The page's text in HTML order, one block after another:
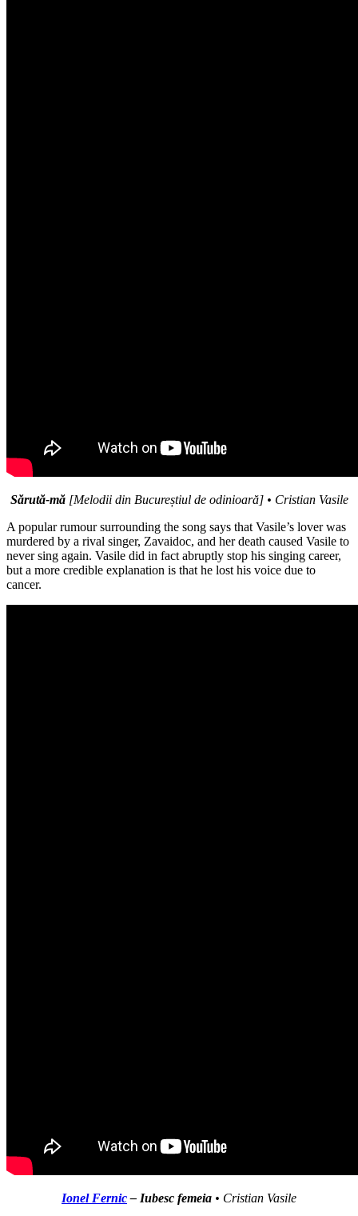
Sărută-mă[Melodii din Bucureștiul de odinioară] • Cristian Vasile
A popular rumour surrounding the song says that Vasile’s lover was
murdered by a rival singer, Zavaidoc, and her death caused Vasile to
never sing again. Vasile did in fact abruptly stop his singing career,
but a more credible explanation is that he lost his voice due to
cancer.
Ionel Fernic– Iubesc femeia • Cristian Vasile